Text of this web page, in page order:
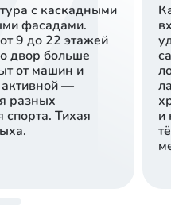
с каскадными
фасадами.
9 до 22 этажей
двор больше
от машин и
—
разных
спорта. Тихая
и
а у дома —